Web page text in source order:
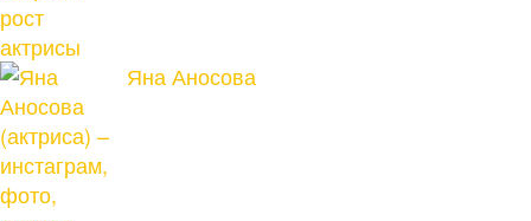
актрисы
Яна Аносова